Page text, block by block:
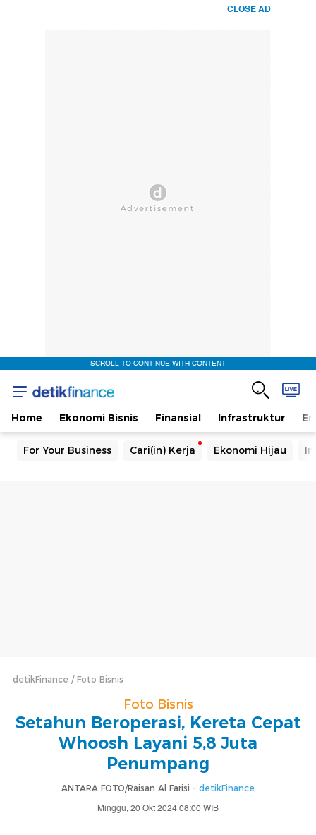
CLOSE AD
SCROLL TO CONTINUE WITH CONTENT
Home Ekonomi Bisnis Finansial Infrastruktur
For Your Business Cari(in) Kerja Ekonomi Hijau
detikFinance Foto Bisnis
Foto Bisnis
Setahun Beroperasi, Kereta Cepat
Whoosh Layani 5,8 Juta
Penumpang
ANTARA FOTO/Raisan Al Farisi - detikFinance
Minggu, 20 Okt 2024 08:00 WIB